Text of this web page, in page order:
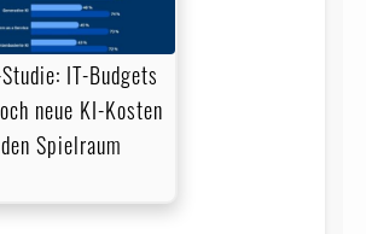
IT-Budgets
neue KI-Kosten
Spielraum